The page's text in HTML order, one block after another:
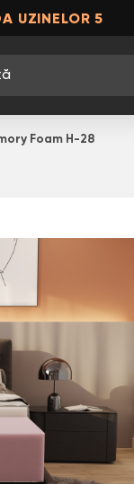
UZINELOR 5
Foam H-28